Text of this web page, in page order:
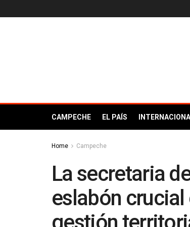
CAMPECHE EL PAÍS
Home Campeche
La secretaria
eslabón